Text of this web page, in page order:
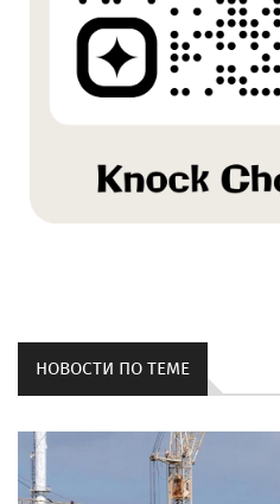
НОВОСТИ ПО ТЕМЕ